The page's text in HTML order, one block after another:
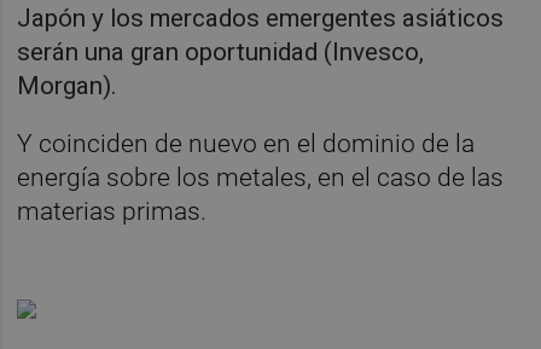
Japón y los mercados emergentes asiáticos
serán una gran oportunidad (Invesco,
Morgan).
Y coinciden de nuevo en el dominio de la
energía sobre los metales, en el caso de las
materias primas.